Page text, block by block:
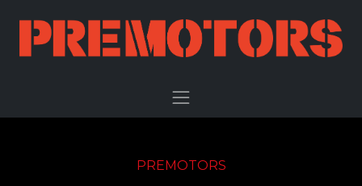
Veicoli
commerciali
PREMOTORS